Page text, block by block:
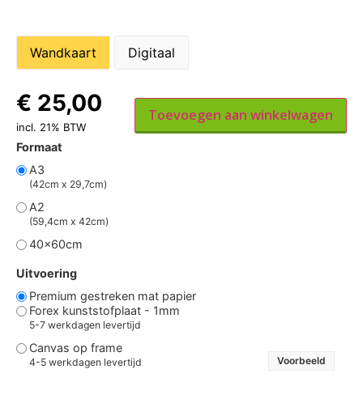
Wandkaart Digitaal
Formaat
A3
(42cm x 29,7cm)
A2
(59,4cm x 42cm)
40x60cm
Uitvoering
Premium gestreken mat papier
Forex kunststofplaat - 1mm
5-7 werkdagen levertijd
Canvas op frame
4-5 werkdagen levertijd Voorbeeld
€ 25,00
incl. 21% BTW
Toevoegen aan winkelwagen